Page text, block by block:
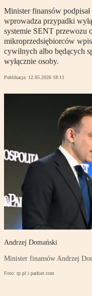
Minister finansów
wprowadza przypadki
systemie SENT przewozu
mikroprzedsiębiorców
cywilnych albo będących
wyłącznie osoby.
Publikacja: 12.05.2026 18:11
Andrzej Domański
Minister finansów Andrzej
Foto: rp.pl i parkiet.com